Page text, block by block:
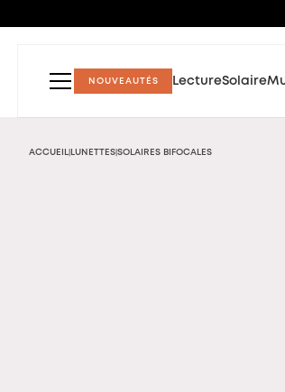
NOUVEAUTÉS LectureSolaire
ACCUEIL LUNETTES SOLAIRES BIFOCALES